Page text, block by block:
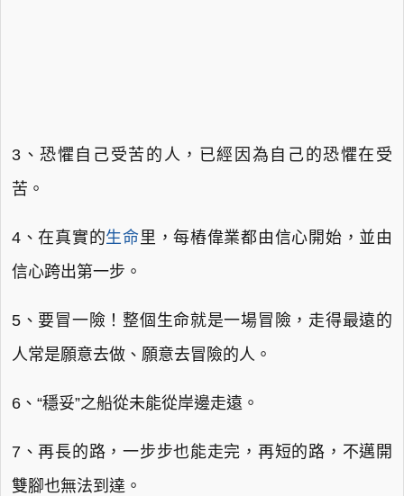
3、恐懼自己受苦的人，已經因為自己的恐懼在受
苦。
4、在真實的生命里，每樁偉業都由信心開始，並由
信心跨出第一步。
5、要冒一險！整個生命就是一場冒險，走得最遠的
人常是願意去做、願意去冒險的人。
6、“穩妥”之船從未能從岸邊走遠。
7、再長的路，一步步也能走完，再短的路，不邁開
雙腳也無法到達。